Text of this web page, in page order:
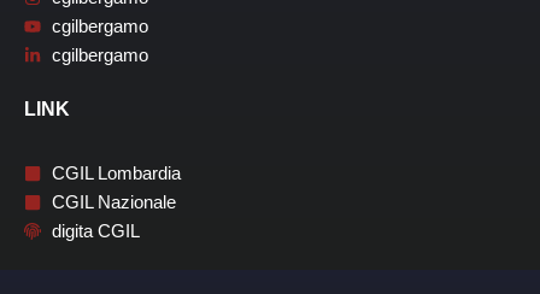
cgilbergamo
cgilbergamo
LINK
CGIL Lombardia
CGIL Nazionale
digita CGIL